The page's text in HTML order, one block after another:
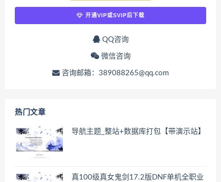
开通VIP或SVIP后下载
QQ咨询
微信咨询
咨询邮箱：389088265@qq.com
热门文章
导航主题_整站+数据库打包【带演示站】
真100级真女鬼剑17.2版DNF单机全职业